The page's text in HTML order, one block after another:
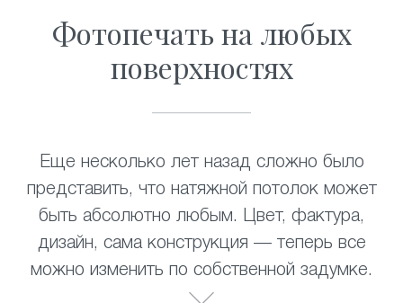
Фотопечать на любых
поверхностях
Еще несколько лет назад сложно было
представить, что натяжной потолок может
быть абсолютно любым. Цвет, фактура,
дизайн, сама конструкция — теперь все
можно изменить по собственной задумке.